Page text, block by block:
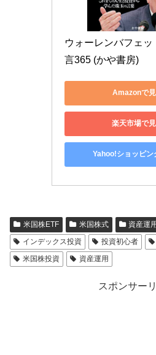
ウォーレンバフェッ
言365 (かや書房)
Amazonで
楽天市場で
Yahoo!ショッピン
米国株ETF 米国株式 資産運用
インデックス投資
投資初心者
米国株投資
資産運用
スポンサー